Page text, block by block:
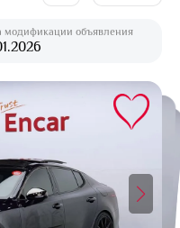
модификации объявления